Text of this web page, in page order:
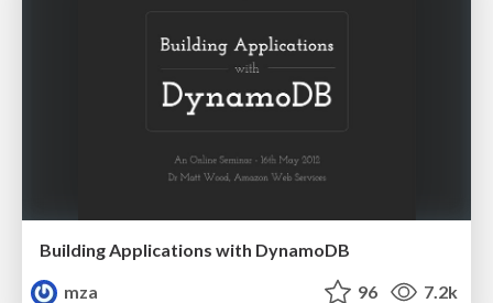
Building Applications with DynamoDB
mza
96 7.2k